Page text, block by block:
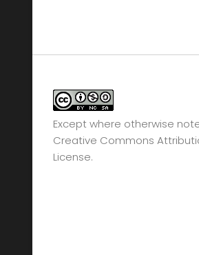
Except where otherwise
Creative Commons
License.